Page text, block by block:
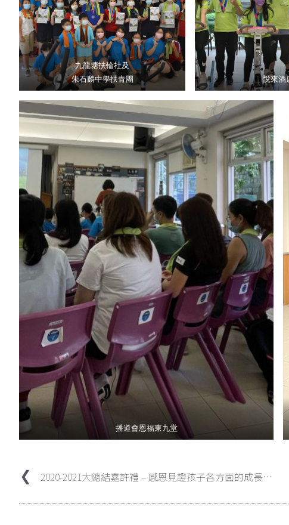
九龍塘扶輪社及
朱石麟中學扶青團
悅來酒
播道會恩福東九堂
2020-2021大總結嘉許禮 – 感恩見證孩子各方面的成長與進步